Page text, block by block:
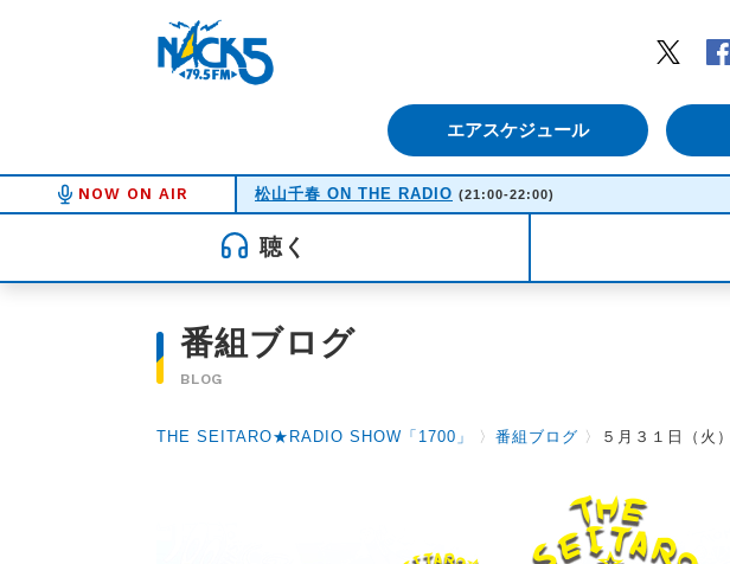
Twitter
エアスケジュール
NOW ON AIR 松山千春 ON THE RADIO (21:00-22:00)
聴く
番組ブログ
BLOG
THE SEITARO★RADIO SHOW「1700」 〉 番組ブログ 〉 ５月３１日（火）